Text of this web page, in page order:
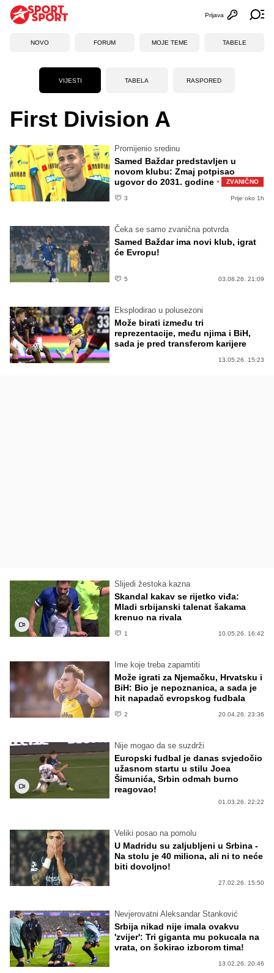
Otvori
Prijava
NOVO FORUM MOJE TEME TABELE
VIJESTI TABELA RASPORED
First Division A
Promijenio sredinu
Samed Baždar predstavljen u
novom klubu: Zmaj potpisao
ugovor do 2031. godine · ZVANIČNO
3 Prije oko 1h
Čeka se samo zvanična potvrda
Samed Baždar ima novi klub, igrat
će Evropu!
5 03.08.26. 21:09
Eksplodirao u polusezoni
Može birati između tri
reprezentacije, među njima i BiH,
sada je pred transferom karijere
13.05.26. 15:23
Slijedi žestoka kazna
Skandal kakav se rijetko viđa:
Mladi srbijanski talenat šakama
krenuo na rivala
1 10.05.26. 16:42
Ime koje treba zapamtiti
Može igrati za Njemačku, Hrvatsku i
BiH: Bio je nepoznanica, a sada je
hit napadač evropskog fudbala
2 20.04.26. 23:36
Nije mogao da se suzdrži
Europski fudbal je danas svjedočio
užasnom startu u stilu Joea
Šimunića, Srbin odmah burno
reagovao!
01.03.26. 22:22
Veliki posao na pomolu
U Madridu su zaljubljeni u Srbina -
Na stolu je 40 miliona, ali ni to neće
biti dovoljno!
27.02.26. 15:50
Nevjerovatni Aleksandar Stanković
Srbija nikad nije imala ovakvu
'zvijer': Tri giganta mu pokucala na
vrata, on šokirao izborom tima!
13.02.26. 20:46